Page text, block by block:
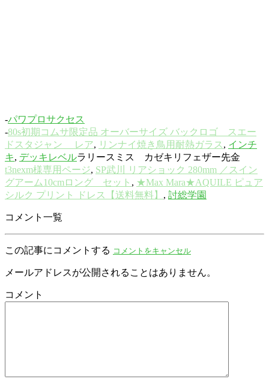
-パワプロサクセス
-80s初期コムサ限定品 オーバーサイズ バックロゴ スエー
ドスタジャン レア, リンナイ焼き鳥用耐熱ガラス , インチ
キ, デッキレベルラリースミス カゼキリフェザー先金
t3nexm様専用ページ, SP武川 リアショック 280mm ／スイン
グアーム10cmロング セット , ★Max Mara★AQUILE ピュア
シルク プリント ドレス【送料無料】 , 討総学園
コメント一覧
この記事にコメントする コメントをキャンセル
メールアドレスが公開されることはありません。
コメント